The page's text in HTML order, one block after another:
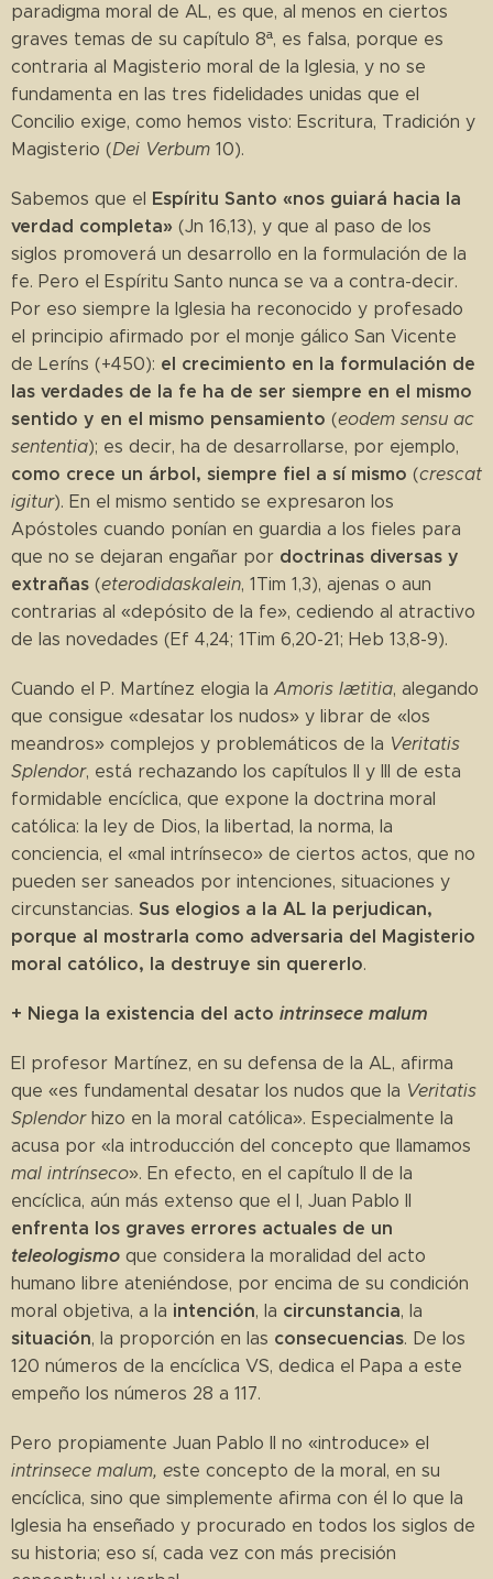
paradigma moral de AL, es que, al menos en ciertos
graves temas de su capítulo 8ª, es falsa, porque es
contraria al Magisterio moral de la Iglesia, y no se
fundamenta en las tres fidelidades unidas que el
Concilio exige, como hemos visto: Escritura, Tradición y
Magisterio (Dei Verbum 10).
Sabemos que el Espíritu Santo «nos guiará hacia la
verdad completa» (Jn 16,13), y que al paso de los
siglos promoverá un desarrollo en la formulación de la
fe. Pero el Espíritu Santo nunca se va a contra-decir.
Por eso siempre la Iglesia ha reconocido y profesado
el principio afirmado por el monje gálico San Vicente
de Leríns (+450): el crecimiento en la formulación de
las verdades de la fe ha de ser siempre en el mismo
sentido y en el mismo pensamiento (eodem sensu ac
sententia); es decir, ha de desarrollarse, por ejemplo,
como crece un árbol, siempre fiel a sí mismo (crescat
igitur). En el mismo sentido se expresaron los
Apóstoles cuando ponían en guardia a los fieles para
que no se dejaran engañar por doctrinas diversas y
extrañas (eterodidaskalein, 1Tim 1,3), ajenas o aun
contrarias al «depósito de la fe», cediendo al atractivo
de las novedades (Ef 4,24; 1Tim 6,20-21; Heb 13,8-9).
Cuando el P. Martínez elogia la Amoris lætitia, alegando
que consigue «desatar los nudos» y librar de «los
meandros» complejos y problemáticos de la Veritatis
Splendor, está rechazando los capítulos II y III de esta
formidable encíclica, que expone la doctrina moral
católica: la ley de Dios, la libertad, la norma, la
conciencia, el «mal intrínseco» de ciertos actos, que no
pueden ser saneados por intenciones, situaciones y
circunstancias. Sus elogios a la AL la perjudican,
porque al mostrarla como adversaria del Magisterio
moral católico, la destruye sin quererlo.
+ Niega la existencia del acto intrinsece malum
El profesor Martínez, en su defensa de la AL, afirma
que «es fundamental desatar los nudos que la Veritatis
Splendorhizo en la moral católica». Especialmente la
acusa por «la introducción del concepto que llamamos
mal intrínseco». En efecto, en el capítulo II de la
encíclica, aún más extenso que el I, Juan Pablo II
enfrenta los graves errores actuales de un
teleologismo que considera la moralidad del acto
humano libre ateniéndose, por encima de su condición
moral objetiva, a la intención, la circunstancia, la
situación, la proporción en las consecuencias. De los
120 números de la encíclica VS, dedica el Papa a este
empeño los números 28 a 117.
Pero propiamente Juan Pablo II no «introduce» el
intrinsece malum, este concepto de la moral, en su
encíclica, sino que simplemente afirma con él lo que la
Iglesia ha enseñado y procurado en todos los siglos de
su historia; eso sí, cada vez con más precisión